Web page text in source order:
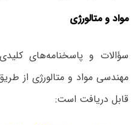
مواد و متالورژی
سؤالات و پاسخنامه‌های
مهندسی مواد و متالورژی از
قابل دریافت است: